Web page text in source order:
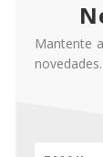
Mantente
novedades.